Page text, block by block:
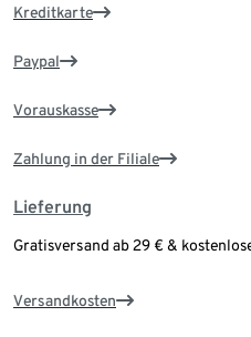
Kreditkarte
Paypal
Vorauskasse
Zahlung in der Filiale
Lieferung
Gratisversand ab 29 € &
Versandkosten